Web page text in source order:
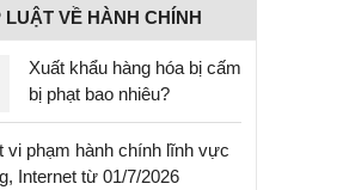
LUẬT VỀ HÀNH CHÍNH
Xuất khẩu hàng hóa bị cấm
bị phạt bao nhiêu?
vi phạm hành chính lĩnh vực
Internet từ 01/7/2026